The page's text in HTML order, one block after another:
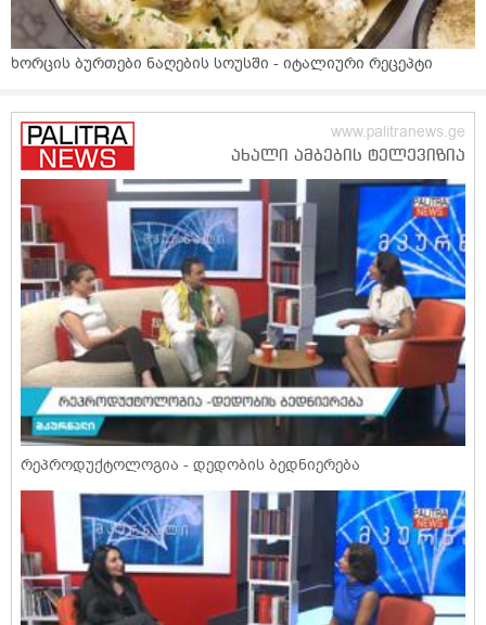
ხორცის ბურთები ნაღების სოუსში - იტალიური რეცეპტი
რეპროდუქტოლოგია - დედობის ბედნიერება